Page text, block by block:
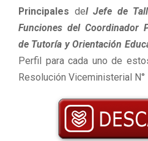
Principales del Jefe de
Funciones del Coordinador
de Tutoría y Orientación
Perfil para cada uno de
Resolución Viceministerial